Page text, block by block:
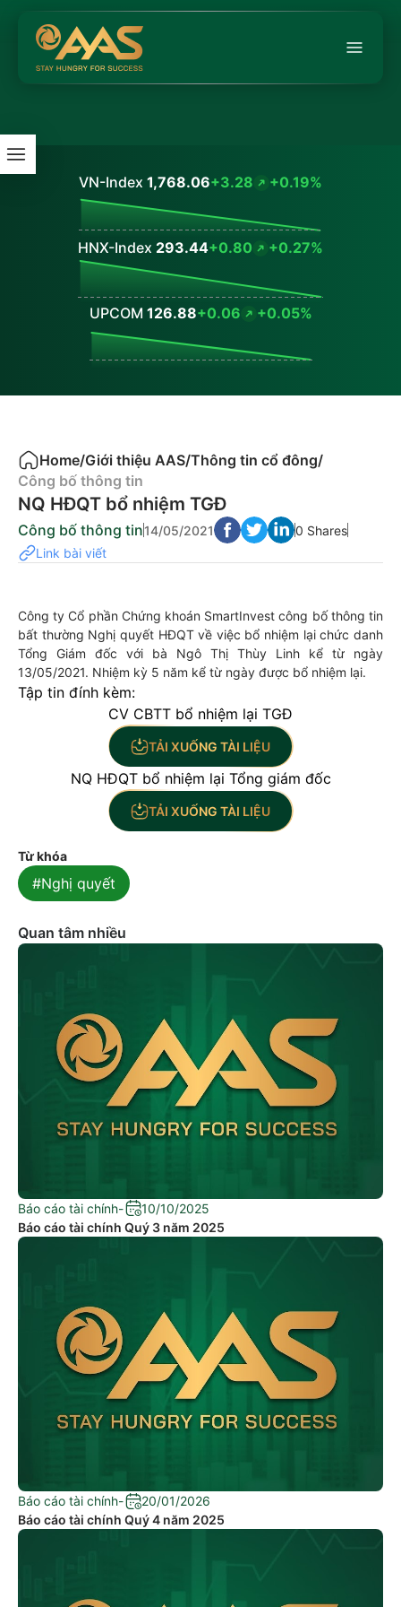
VN-Index 1,768.06+3.28 +0.19%
HNX-Index 293.44+0.80 +0.27%
UPCOM 126.88+0.06 +0.05%
Home/Giới thiệu AAS/Thông tin cổ đông/
Công bố thông tin
NQ HĐQT bổ nhiệm TGĐ
Công bố thông tin14/05/2021
0 Shares
Link bài viết
Công ty Cổ phần Chứng khoán SmartInvest công bố thông tin
bất thường Nghị quyết HĐQT về việc bổ nhiệm lại chức danh
Tổng Giám đốc với bà Ngô Thị Thùy Linh kể từ ngày
13/05/2021. Nhiệm kỳ 5 năm kể từ ngày được bổ nhiệm lại.
Tập tin đính kèm:
CV CBTT bổ nhiệm lại TGĐ
TẢI XUỐNG TÀI LIỆU
NQ HĐQT bổ nhiệm lại Tổng giám đốc
TẢI XUỐNG TÀI LIỆU
Từ khóa
#Nghị quyết
Quan tâm nhiều
Báo cáo tài chính-
10/10/2025
Báo cáo tài chính Quý 3 năm 2025
Báo cáo tài chính-
20/01/2026
Báo cáo tài chính Quý 4 năm 2025